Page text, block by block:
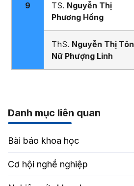
9 TS. Nguyễn Thị
Phương Hồng
ThS. Nguyễn Thị Tôn
Nữ Phượng Linh
Danh mục liên quan
Bài báo khoa học
Cơ hội nghề nghiệp